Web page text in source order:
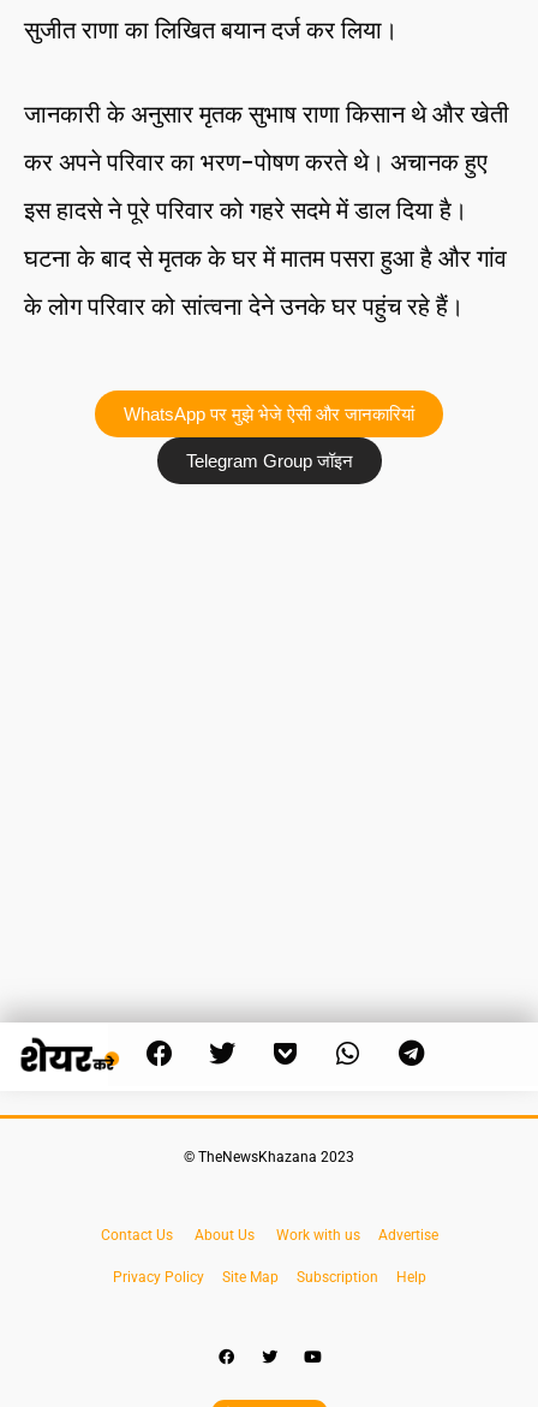
सुजीत राणा का लिखित बयान दर्ज कर लिया।
जानकारी के अनुसार मृतक सुभाष राणा किसान थे और खेती
कर अपने परिवार का भरण-पोषण करते थे। अचानक हुए
इस हादसे ने पूरे परिवार को गहरे सदमे में डाल दिया है।
घटना के बाद से मृतक के घर में मातम पसरा हुआ है और गांव
के लोग परिवार को सांत्वना देने उनके घर पहुंच रहे हैं।
WhatsApp पर मुझे भेजे ऐसी और जानकारियां
Telegram Group जॉइन
© TheNewsKhazana 2023
Contact Us About Us Work with us Advertise
Privacy Policy Site Map Subscription Help